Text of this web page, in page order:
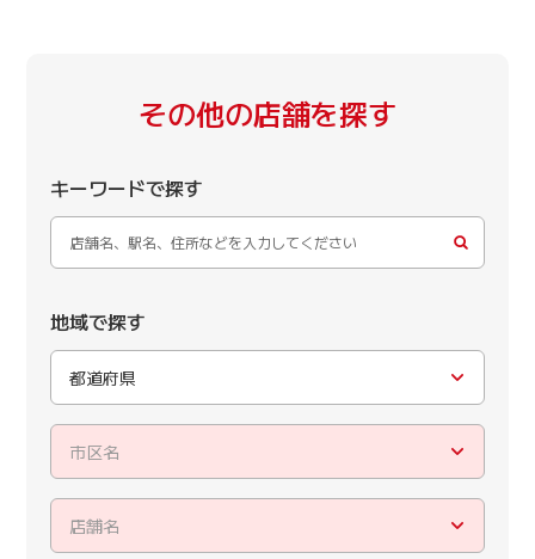
その他の店舗を探す
キーワードで探す
地域で探す
都道府県
市区名
店舗名